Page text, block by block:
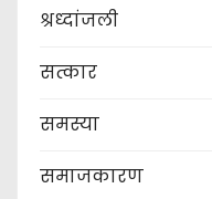
श्रध्दांजली
सत्कार
समस्या
समाजकारण